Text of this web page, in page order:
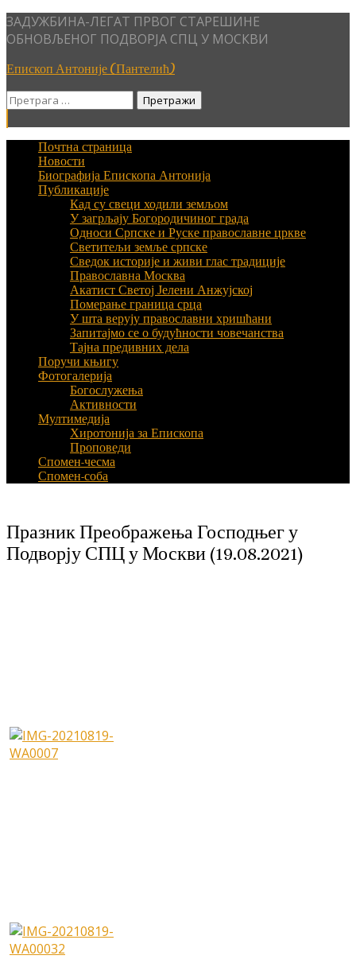
Skip
to
ЗАДУЖБИНА-ЛЕГАТ ПРВОГ СТАРЕШИНЕ
ОБНОВЉЕНОГ ПОДВОРЈА СПЦ У МОСКВИ
Епископ Антоније (Пантелић)
Претрага
Почтна страница
Новости
Биографија Епископа Антонија
Публикације
Кад су свеци ходили земљом
У загрљају Богородичиног града
Односи Српске и Руске православне цркве
Светитељи земље српске
Сведок историје и живи глас традиције
Православна Москва
Акатист Светој Јелени Анжујској
Померање граница срца
У шта верују православни хришћани
Запитајмо се о будућности човечанства
Тајна предивних дела
Поручи књигу
Фотогалерија
Богослужења
Активности
Мултимедија
Хиротонија за Епископа
Проповеди
Спомен-чесма
Спомен-соба
Празник Преображења Господњег у
Подворју СПЦ у Москви (19.08.2021)